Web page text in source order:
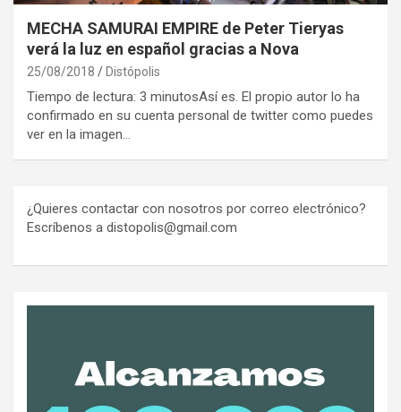
MECHA SAMURAI EMPIRE de Peter Tieryas
verá la luz en español gracias a Nova
25/08/2018 Distópolis
Tiempo de lectura: 3 minutosAsí es. El propio autor lo ha
confirmado en su cuenta personal de twitter como puedes
ver en la imagen…
¿Quieres contactar con nosotros por correo electrónico?
Escríbenos a distopolis@gmail.com